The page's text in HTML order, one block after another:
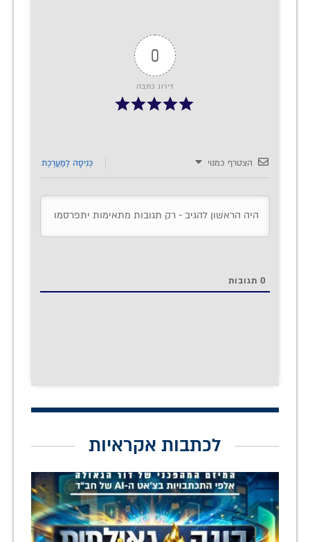
0
דירוג כתבה
הצטרף כמנוי כְּנִיסָה לַמַעֲרֶכֶת
0 תגובות
לכתבות אקראיות